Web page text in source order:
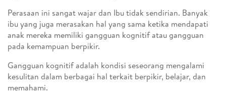
Perasaan ini sangat wajar dan Ibu tidak sendirian. Banyak
ibu yang juga merasakan hal yang sama ketika mendapati
anak mereka memiliki gangguan kognitif atau gangguan
pada kemampuan berpikir.
Gangguan kognitif adalah kondisi seseorang mengalami
kesulitan dalam berbagai hal terkait berpikir, belajar, dan
memahami.